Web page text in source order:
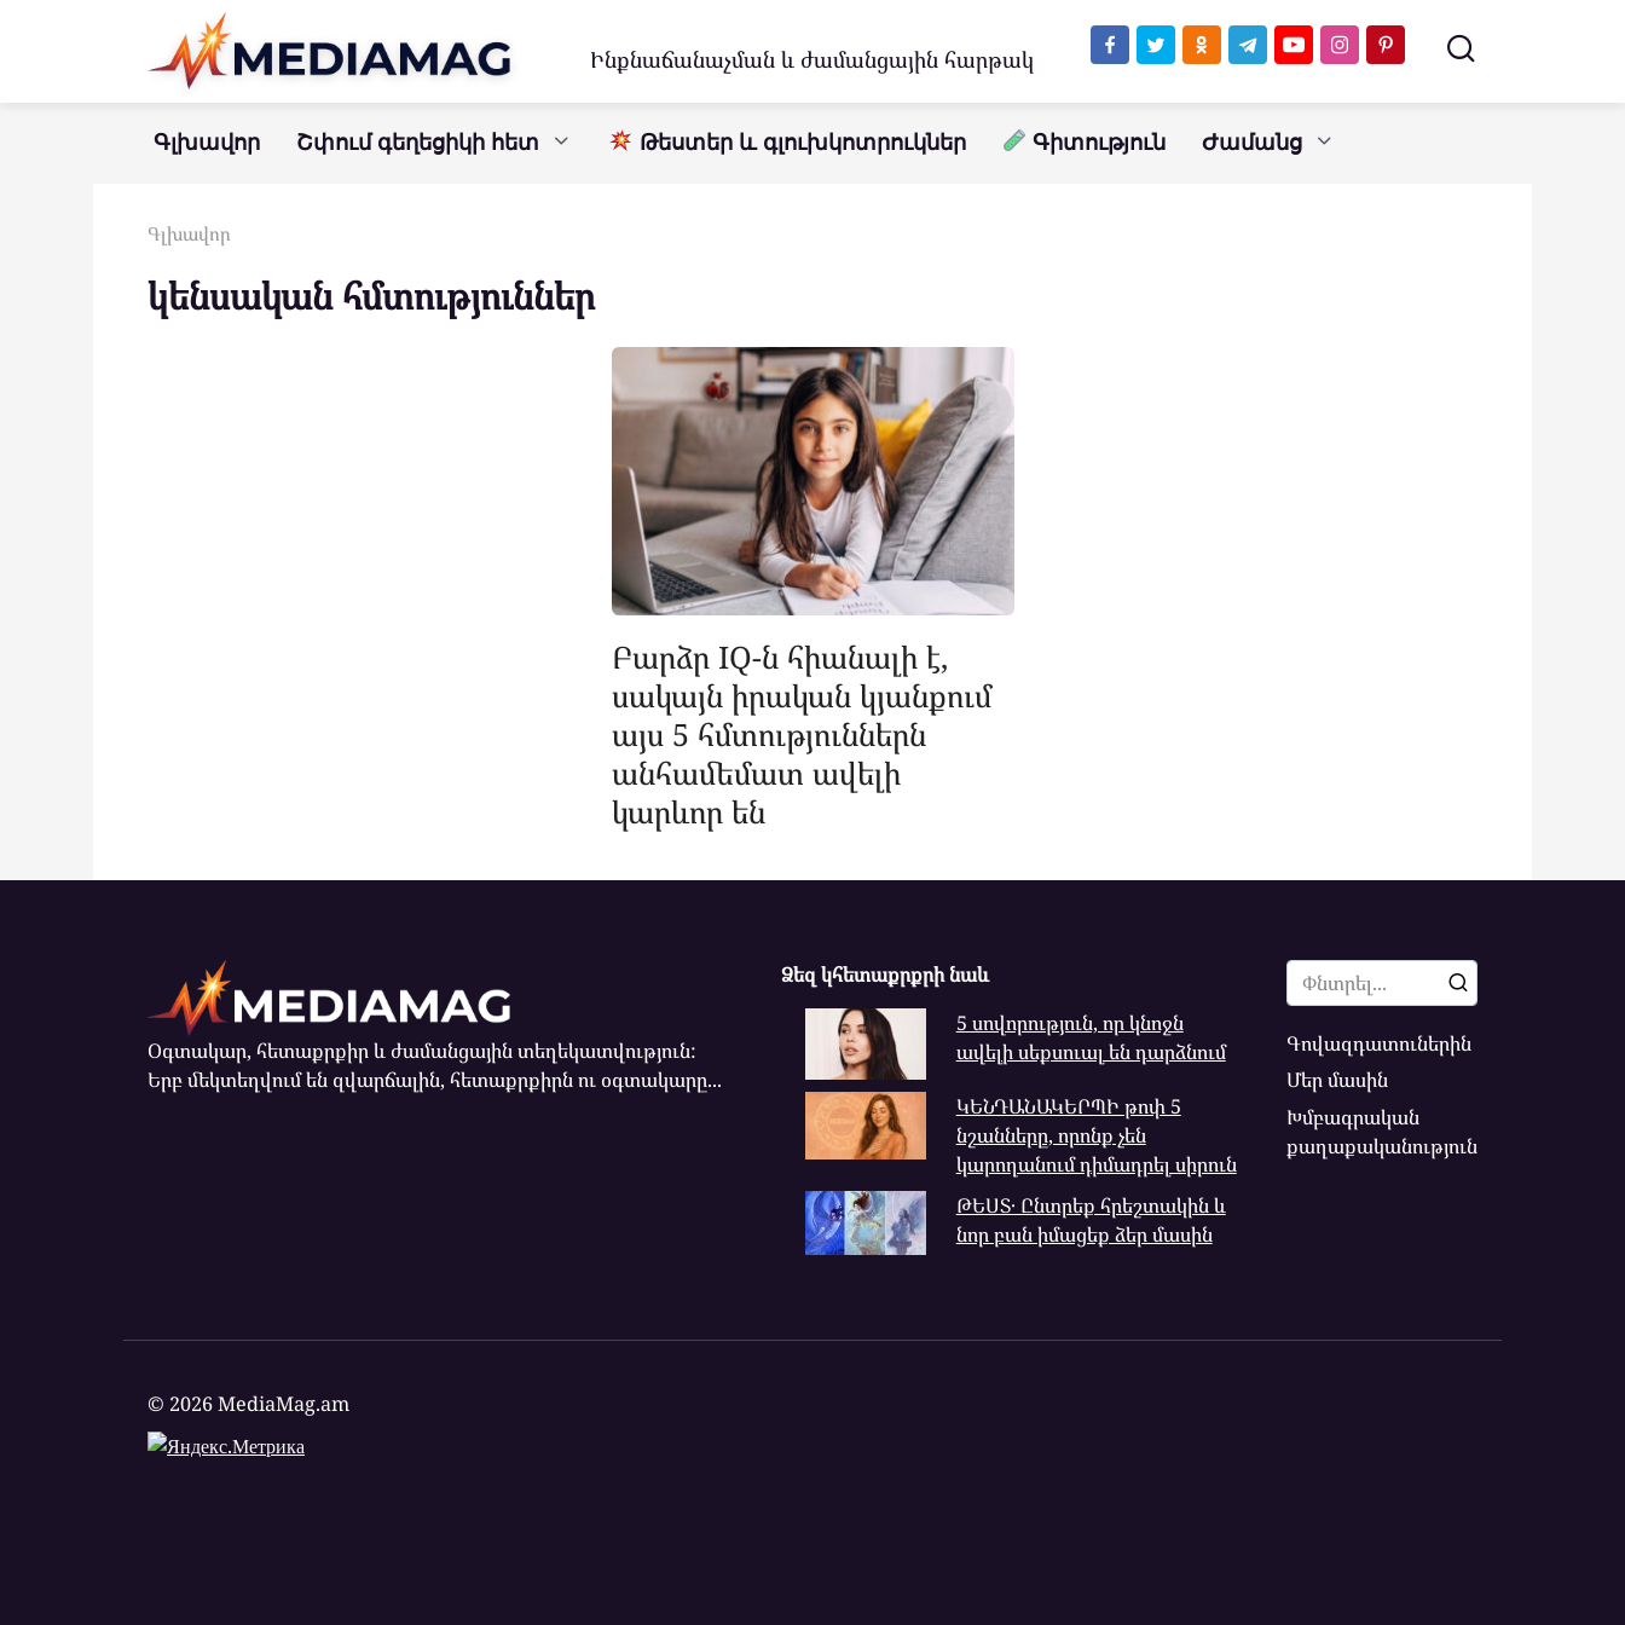
Ինքնաճանաչման և ժամանցային հարթակ
Գլխավոր Շփում գեղեցիկի հետ Թեստեր և գլուխկոտրուկներ Գիտություն Ժամանց
Գլխավոր
կենսական հմտություններ
Բարձր IQ-ն հիանալի է,
սակայն իրական կյանքում
այս 5 հմտություններն
անհամեմատ ավելի
կարևոր են
Օգտակար, հետաքրքիր և ժամանցային տեղեկատվություն:
Երբ մեկտեղվում են զվարճալին, հետաքրքիրն ու օգտակարը...
Ձեզ կհետաքրքրի նաև
5 սովորություն, որ կնոջն
ավելի սեքսուալ են դարձնում
ԿԵՆԴԱՆԱԿԵՐՊԻ թոփ 5
նշանները, որոնք չեն
կարողանում դիմադրել սիրուն
ԹԵՍՏ․ Ընտրեք հրեշտակին և
նոր բան իմացեք ձեր մասին
Search
for:
Գովազդատուներին
Մեր մասին
Խմբագրական
քաղաքականություն
© 2026 MediaMag.am